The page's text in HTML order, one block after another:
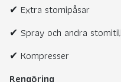
✔ Extra stomipåsar
✔ Spray och andra
✔ Kompresser
Rengöring